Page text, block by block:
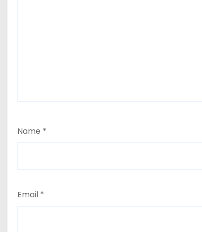
Name *
Email *